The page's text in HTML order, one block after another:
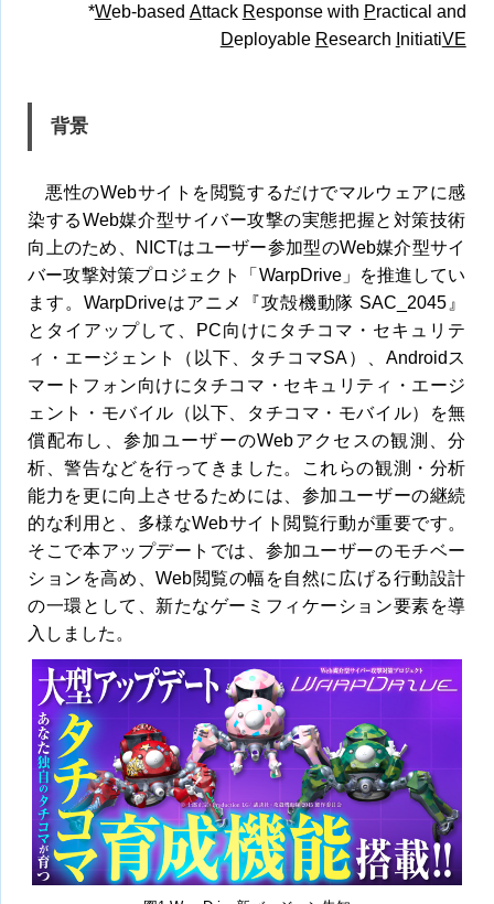
*Web-based Attack Response with Practical and
Deployable Research nitiatiVE
背景
悪性のWebサイトを閲覧するだけでマルウェアに感
染するWeb媒介型サイバー攻撃の実態把握と対策技術
向上のため、NICTはユーザー参加型のWeb媒介型サイ
バー攻撃対策プロジェクト「WarpDrive」を推進してい
ます。WarpDriveはアニメ『攻殻機動隊 SAC_2045』
とタイアップして、PC向けにタチコマ・セキュリテ
ィ・エージェント（以下、タチコマSA）、Androidス
マートフォン向けにタチコマ・セキュリティ・エージ
ェント・モバイル（以下、タチコマ・モバイル）を無
償配布し、参加ユーザーのWebアクセスの観測、分
析、警告などを行ってきました。これらの観測・分析
能力を更に向上させるためには、参加ユーザーの継続
的な利用と、多様なWebサイト閲覧行動が重要です。
そこで本アップデートでは、参加ユーザーのモチベー
ションを高め、Web閲覧の幅を自然に広げる行動設計
の一環として、新たなゲーミフィケーション要素を導
入しました。